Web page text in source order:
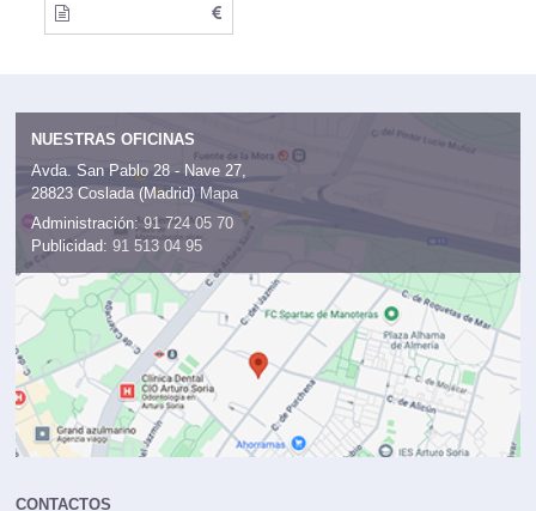
NUESTRAS OFICINAS
Avda. San Pablo 28 - Nave 27,
28823 Coslada (Madrid) Mapa
Administración: 91 724 05 70
Publicidad: 91 513 04 95
CONTACTOS